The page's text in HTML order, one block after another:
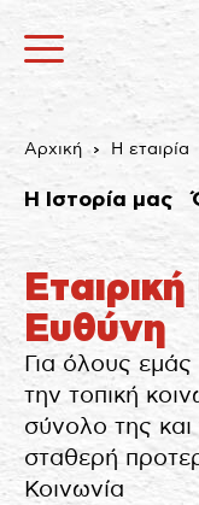
Αρχική Η εταιρία
Η Ιστορία μας
Ευθύνη
Για όλους
την τοπική
σύνολο της
σταθερή
Κοινωνία
Σχετικά
κάνουν
τα